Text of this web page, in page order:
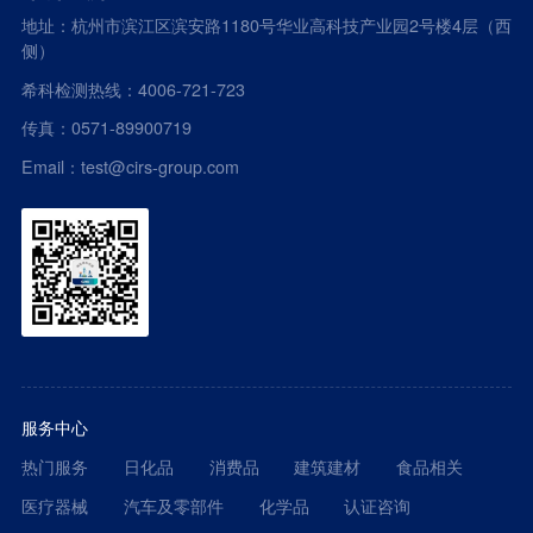
地址：杭州市滨江区滨安路1180号华业高科技产业园2号楼4层（西
侧）
希科检测热线：4006-721-723
传真：0571-89900719
Email：test@cirs-group.com
服务中心
热门服务
日化品 消费品 建筑建材
食品相关
医疗器械
汽车及零部件 化学品 认证咨询